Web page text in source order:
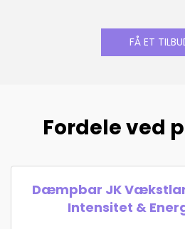
FÅ ET
Fordele ved
Dæmpbar JK
Intensitet &